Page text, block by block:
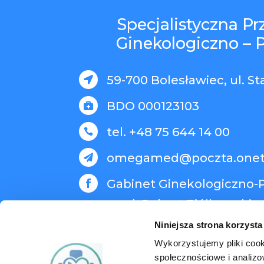
Niniejsza strona
Wykorzystujemy pliki
społecznościowe i
Specjalistyczna
Ginekologiczno –
 59-700 Bolesławiec, ul.
 BDO 000123103
 tel. +48 75 644 14 00


Gabinet Ginekologiczno-
med. Robert Ziółkowski